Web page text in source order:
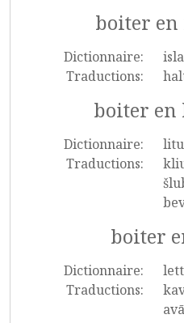
boiter
Dictionnaire:
Traductions:
boiter
Dictionnaire:
Traductions:
boiter
Dictionnaire:
Traductions: